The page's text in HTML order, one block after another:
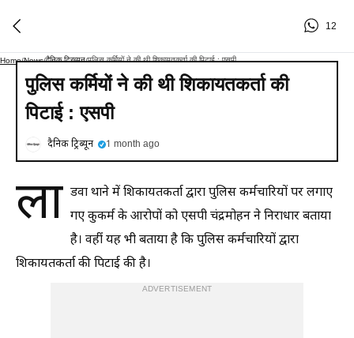
12
Home/News/दैनिक ट्रिब्यून/पुलिस कर्मियों ने की थी शिकायतकर्ता की पिटाई : एसपी
पुलिस कर्मियों ने की थी शिकायतकर्ता की
पिटाई : एसपी
दैनिक ट्रिब्यून 1 month ago
ला डवा थाने में शिकायतकर्ता द्वारा पुलिस कर्मचारियों पर लगाए
गए कुकर्म के आरोपों को एसपी चंद्रमोहन ने निराधार बताया
है। वहीं यह भी बताया है कि पुलिस कर्मचारियों द्वारा
शिकायतकर्ता की पिटाई की है।
ADVERTISEMENT